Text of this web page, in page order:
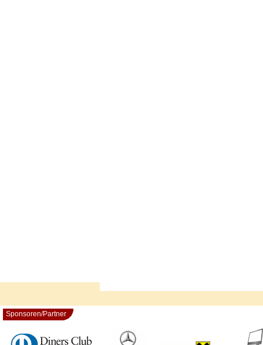
Sponsoren/Partner